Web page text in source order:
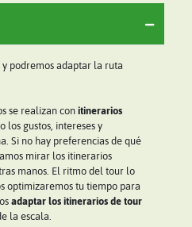
y podremos adaptar la ruta
se realizan conitinerarios
los gustos, intereses y
Si no hay preferencias de qué
mirar los itinerarios
manos. El ritmo del tour lo
optimizaremos tu tiempo para
adaptar los itinerarios de tour
la escala.